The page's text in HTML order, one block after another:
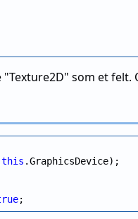
som et
this .GraphicsDevice);